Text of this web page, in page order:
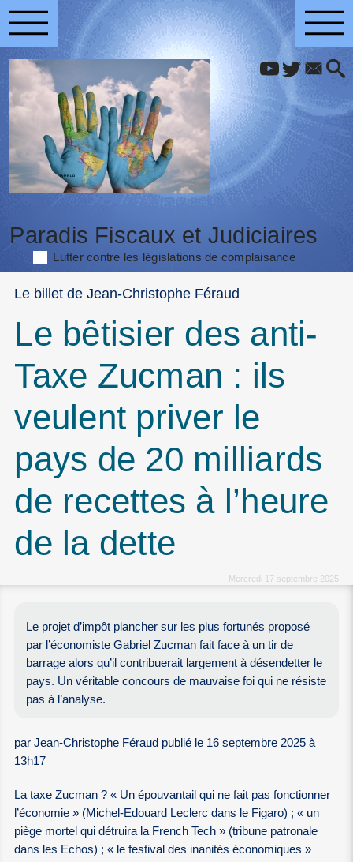
Paradis Fiscaux et Judiciaires
Lutter contre les législations de complaisance
Le billet de Jean-Christophe Féraud
Le bêtisier des anti-
Taxe Zucman : ils
veulent priver le
pays de 20 milliards
de recettes à l’heure
de la dette
Mercredi 17 septembre 2025
Le projet d’impôt plancher sur les plus fortunés proposé
par l’économiste Gabriel Zucman fait face à un tir de
barrage alors qu’il contribuerait largement à désendetter le
pays. Un véritable concours de mauvaise foi qui ne résiste
pas à l’analyse.
par Jean-Christophe Féraud publié le 16 septembre 2025 à
13h17
La taxe Zucman ? « Un épouvantail qui ne fait pas fonctionner
l’économie » (Michel-Edouard Leclerc dans le Figaro) ; « un
piège mortel qui détruira la French Tech » (tribune patronale
dans les Echos) ; « le festival des inanités économiques »